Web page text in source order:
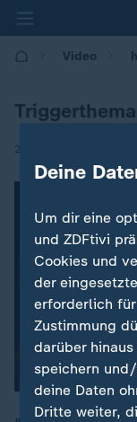
Video
21.04.2026 | 21:45
Deine
Um dir eine
und ZDFtivi
Cookies und
der
erforderlich
Zustimmung
darüber
speichern
deine Daten
Dritte weiter,